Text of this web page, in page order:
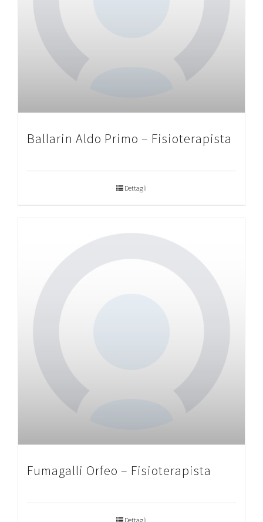
Ballarin Aldo Primo – Fisioterapista
Dettagli
Fumagalli Orfeo – Fisioterapista
Dettagli